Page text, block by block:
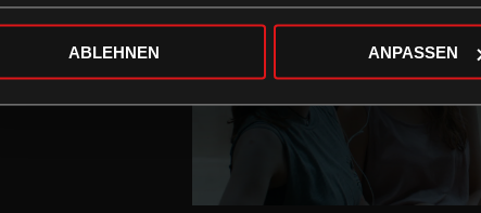
ABLEHNEN ANPASSEN